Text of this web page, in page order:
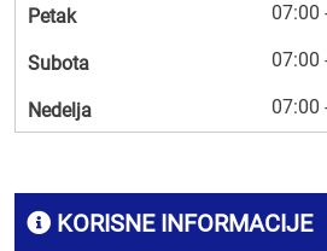
KORISNE INFORMACIJE
Petak 07:00
Subota 07:00
Nedelja 07:00